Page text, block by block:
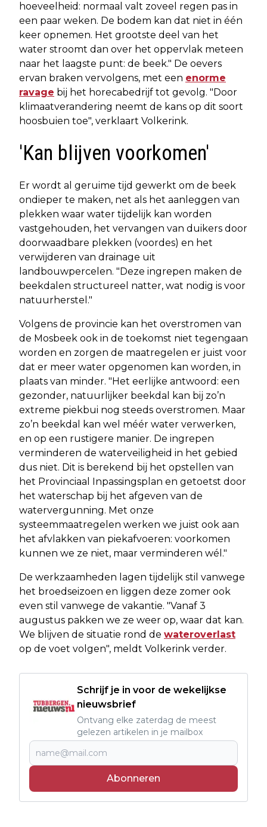
hoeveelheid: normaal valt zoveel regen pas in
een paar weken. De bodem kan dat niet in één
keer opnemen. Het grootste deel van het
water stroomt dan over het oppervlak meteen
naar het laagste punt: de beek." De oevers
ervan braken vervolgens, met een enorme
ravage bij het horecabedrijf tot gevolg. "Door
klimaatverandering neemt de kans op dit soort
hoosbuien toe", verklaart Volkerink.
'Kan blijven voorkomen'
Er wordt al geruime tijd gewerkt om de beek
ondieper te maken, net als het aanleggen van
plekken waar water tijdelijk kan worden
vastgehouden, het vervangen van duikers door
doorwaadbare plekken (voordes) en het
verwijderen van drainage uit
landbouwpercelen. "Deze ingrepen maken de
beekdalen structureel natter, wat nodig is voor
natuurherstel."
Volgens de provincie kan het overstromen van
de Mosbeek ook in de toekomst niet tegengaan
worden en zorgen de maatregelen er juist voor
dat er meer water opgenomen kan worden, in
plaats van minder. "Het eerlijke antwoord: een
gezonder, natuurlijker beekdal kan bij zo’n
extreme piekbui nog steeds overstromen. Maar
zo’n beekdal kan wel méér water verwerken,
en op een rustigere manier. De ingrepen
verminderen de waterveiligheid in het gebied
dus niet. Dit is berekend bij het opstellen van
het Provinciaal Inpassingsplan en getoetst door
het waterschap bij het afgeven van de
watervergunning. Met onze
systeemmaatregelen werken we juist ook aan
het afvlakken van piekafvoeren: voorkomen
kunnen we ze niet, maar verminderen wél."
De werkzaamheden lagen tijdelijk stil vanwege
het broedseizoen en liggen deze zomer ook
even stil vanwege de vakantie. "Vanaf 3
augustus pakken we ze weer op, waar dat kan.
We blijven de situatie rond de wateroverlast
op de voet volgen", meldt Volkerink verder.
Schrijf je in voor de wekelijkse
nieuwsbrief
Ontvang elke zaterdag de meest
gelezen artikelen in je mailbox
Abonneren